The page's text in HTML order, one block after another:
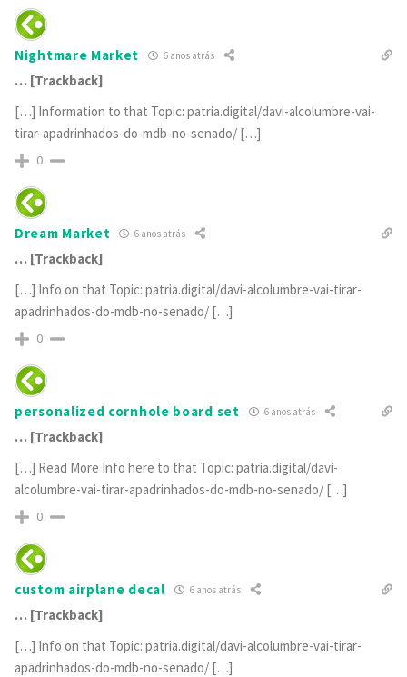
Nightmare Market 6 anos atrás
… [Trackback]
[…] Information to that Topic: patria.digital/davi-alcolumbre-vai-
tirar-apadrinhados-do-mdb-no-senado/ […]
0
Dream Market 6 anos atrás
… [Trackback]
[…] Info on that Topic: patria.digital/davi-alcolumbre-vai-tirar-
apadrinhados-do-mdb-no-senado/ […]
0
personalized cornhole board set 6 anos atrás
… [Trackback]
[…] Read More Info here to that Topic: patria.digital/davi-
alcolumbre-vai-tirar-apadrinhados-do-mdb-no-senado/ […]
0
custom airplane decal 6 anos atrás
… [Trackback]
[…] Info on that Topic: patria.digital/davi-alcolumbre-vai-tirar-
apadrinhados-do-mdb-no-senado/ […]